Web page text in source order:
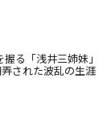
る「浅井三姉妹」
された波乱の生涯